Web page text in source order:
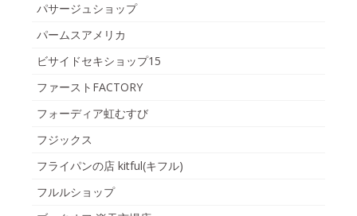
パサージュショップ
パームスアメリカ
ビサイドセキショップ15
ファーストFACTORY
フォーディア虹むすび
フジックス
フライパンの店 kitful(キフル)
フルルショップ